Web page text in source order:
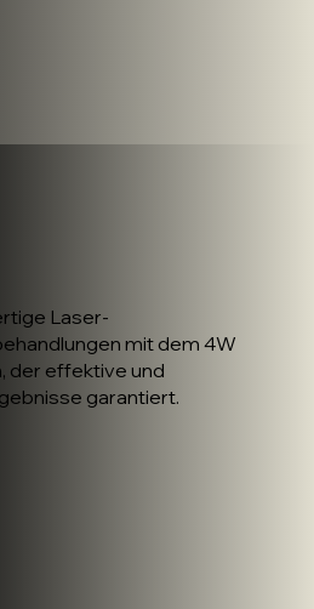
Laser-
mit dem 4W
der effektive und
garantiert.